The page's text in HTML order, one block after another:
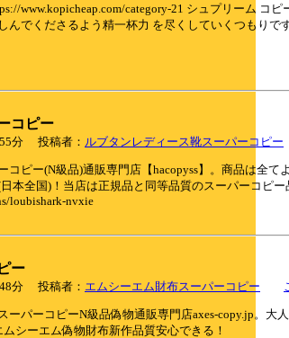
www.kopicheap.com/category-21 シュプリーム コピ
んでくださるよう精一杯力 を尽くしていくつもりです
コピー
分 投稿者： ルブタンレディース靴スーパーコピー
コピー(N級品)通販専門店【hacopyss】。商品は全
本全国)！当店は正規品と同等品質のスーパーコピー
loubishark-nvxie
ー
分 投稿者： エムシーエム財布スーパーコピー
ーパーコピーN級品偽物通販専門店axes-copy.jp。
シーエム偽物財布新作品質安心できる！